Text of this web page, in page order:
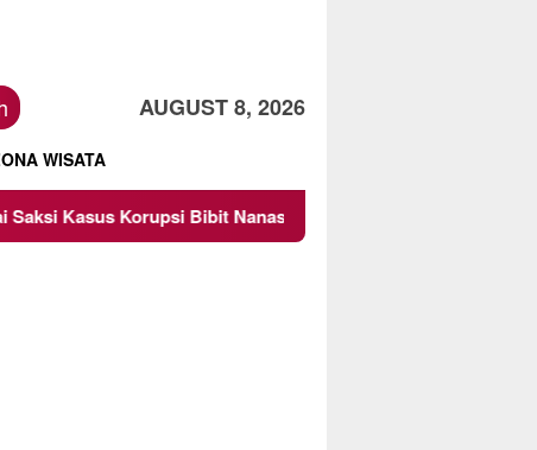
AUGUST 8, 2026
WISATA
Bibit Nanas Sulsel Rp 52,4 Miliar